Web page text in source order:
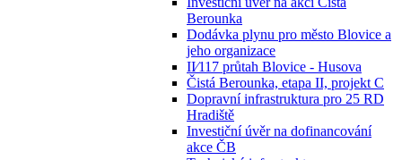
Berounka
Dodávka plynu pro město Blovice a
jeho organizace
II⁄117 průtah Blovice - Husova
Čistá Berounka, etapa II, projekt C
Dopravní infrastruktura pro 25 RD
Hradiště
Investiční úvěr na dofinancování
akce ČB